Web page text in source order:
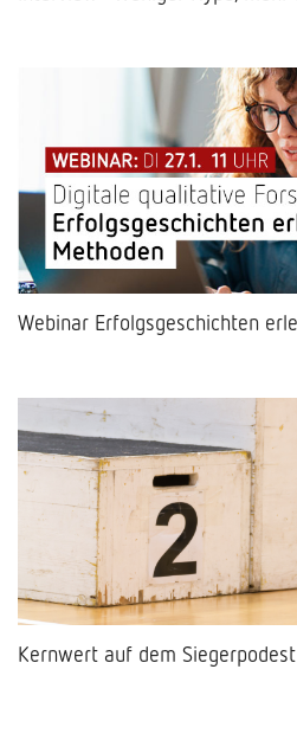
Webinar Erfolgsgeschichten
Kernwert auf dem